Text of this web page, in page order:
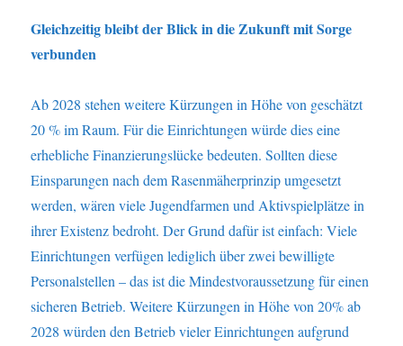
Gleichzeitig bleibt der Blick in die Zukunft mit Sorge
verbunden
Ab 2028 stehen weitere Kürzungen in Höhe von geschätzt
20 % im Raum. Für die Einrichtungen würde dies eine
erhebliche Finanzierungslücke bedeuten. Sollten diese
Einsparungen nach dem Rasenmäherprinzip umgesetzt
werden, wären viele Jugendfarmen und Aktivspielplätze in
ihrer Existenz bedroht. Der Grund dafür ist einfach: Viele
Einrichtungen verfügen lediglich über zwei bewilligte
Personalstellen – das ist die Mindestvoraussetzung für einen
sicheren Betrieb. Weitere Kürzungen in Höhe von 20% ab
2028 würden den Betrieb vieler Einrichtungen aufgrund